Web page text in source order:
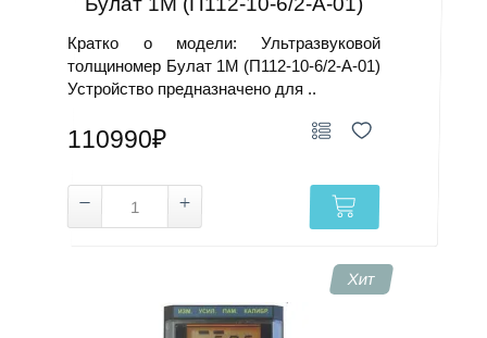
Кратко о модели: Ультразвуковой
толщиномер Булат 1М (П112-10-6/2-А-01)
Устройство предназначено для ..
110990₽
Хит